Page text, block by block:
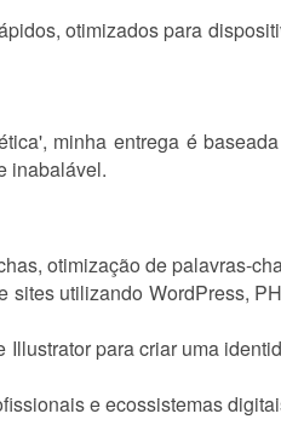
otimizados para
minha entrega é
inabalável.
otimização de palavras-
utilizando WordPress,
para criar uma
e ecossistemas